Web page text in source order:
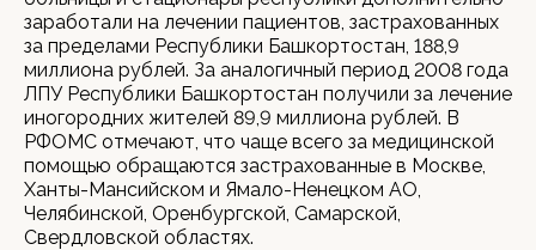
заработали на лечении пациентов, застрахованных
за пределами Республики Башкортостан, 188,9
миллиона рублей. За аналогичный период 2008 года
ЛПУ Республики Башкортостан получили за лечение
иногородних жителей 89,9 миллиона рублей. В
РФОМС отмечают, что чаще всего за медицинской
помощью обращаются застрахованные в Москве,
Ханты-Мансийском и Ямало-Ненецком АО,
Челябинской, Оренбургской, Самарской,
Свердловской областях.